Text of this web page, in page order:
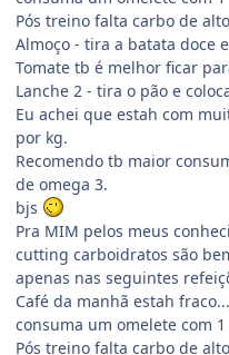
Pós treino falta carbo de
Almoço - tira a batata doce
Tomate tb é melhor ficar
Lanche 2 - tira o pão e
Eu achei que estah com
por kg.
Recomendo tb maior
de omega 3.
bjs
Pra MIM pelos meus
cutting carboidratos são
apenas nas seguintes
Café da manhã estah
consuma um omelete com
Pós treino falta carbo de